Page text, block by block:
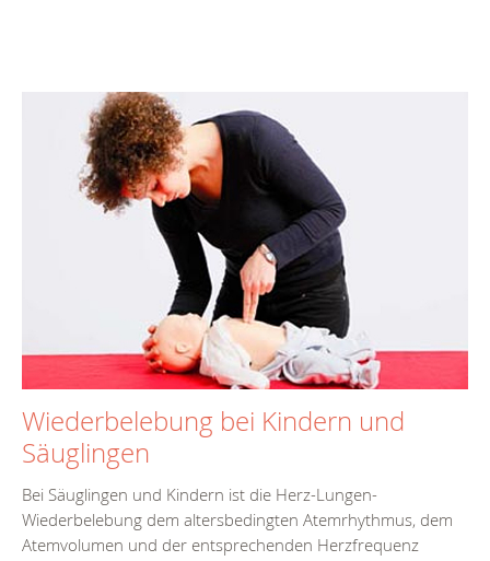
Wiederbelebung bei Kindern und
Säuglingen
Bei Säuglingen und Kindern ist die Herz-Lungen-
Wiederbelebung dem altersbedingten Atemrhythmus, dem
Atemvolumen und der entsprechenden Herzfrequenz